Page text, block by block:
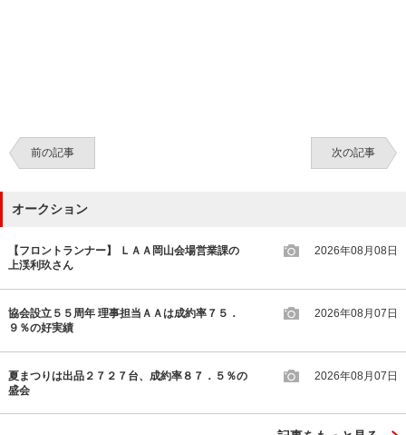
前の記事 次の記事
オークション
【フロントランナー】 ＬＡＡ岡山会場営業課の
上渓利玖さん
2026年08月08日
協会設立５５周年 理事担当ＡＡは成約率７５．
９％の好実績
2026年08月07日
夏まつりは出品２７２７台、成約率８７．５％の
盛会
2026年08月07日